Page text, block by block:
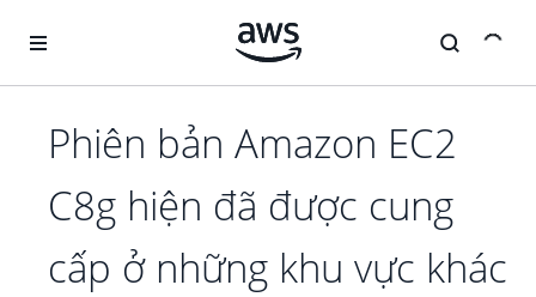
Phiên bản Amazon EC2
C8g hiện đã được cung
cấp ở những khu vực khác